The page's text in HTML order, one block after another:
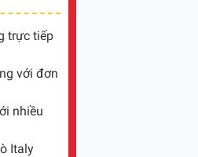
trực tiếp
với đơn
nhiều
Italy